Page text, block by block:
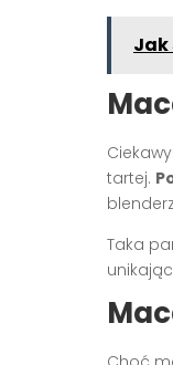
Jak
tartej.
Taka